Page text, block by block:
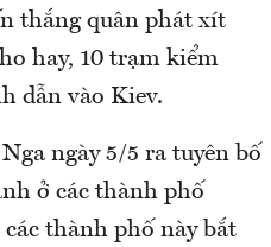
thắng quân phát xít
hay, 10 trạm kiểm
dẫn vào Kiev.
ngày 5/5 ra tuyên bố
ở các thành phố
thành phố này bắt